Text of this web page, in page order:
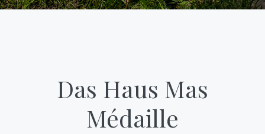
Das Haus Mas
Médaille